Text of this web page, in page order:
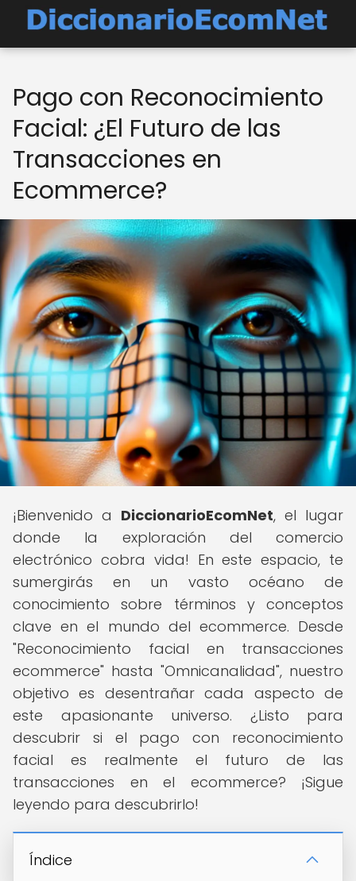
Pago con Reconocimiento
Facial: ¿El Futuro de las
Transacciones en
Ecommerce?
¡Bienvenido a DiccionarioEcomNet, el lugar
donde la exploración del comercio
electrónico cobra vida! En este espacio, te
sumergirás en un vasto océano de
conocimiento sobre términos y conceptos
clave en el mundo del ecommerce. Desde
"Reconocimiento facial en transacciones
ecommerce" hasta "Omnicanalidad", nuestro
objetivo es desentrañar cada aspecto de
este apasionante universo. ¿Listo para
descubrir si el pago con reconocimiento
facial es realmente el futuro de las
transacciones en el ecommerce? ¡Sigue
leyendo para descubrirlo!
Índice